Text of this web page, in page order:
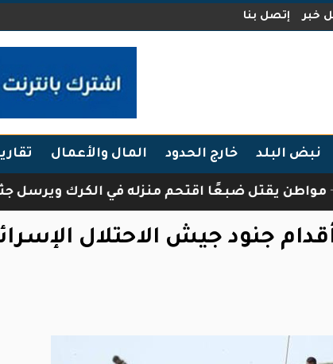
خبر إتصل بنا
نبض البلد خارج الحدود المال والأعمال
ضبعًا اقتحم منزله في الكرك ويرسل جثته إلى
جنود جيش الاحتلال